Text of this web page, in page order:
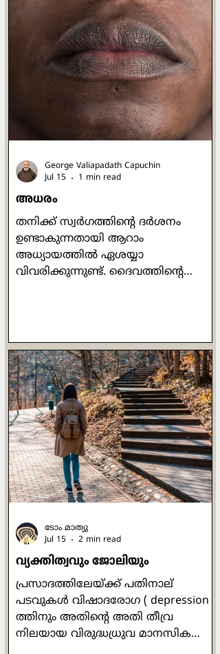
ചേര്‍ന്നിരിക്കണമെന്ന് ഞാന്‍
ആഗ്രഹിച്ചു. ഇത് അവര്‍ എന്‍റെ
ജനവും കീര്‍ത്തിയും അഭിമാനവും
മഹത്വവുമായി
നിലകൊള്ളേണ്ടതിനായിരുന്നു.' (ജറമി
ചെറിയ കപ്പേളയില്‍
പ്രാര്‍ത്ഥനാപൂര്‍വം നിലകൊണ്ട
അസ്സീസിയിലെ ഫ്രാന്‍സിസിനോട് ആ
ക്രൂശിതരൂപം ഇപ്ര
അധരം
തനിക്ക് സ്വർഗത്തിന്റെ ദർശനം
ഉണ്ടാകുന്നതായി ആറാം
അധ്യായത്തിൽ ഏശയ്യാ
വിവരിക്കുന്നുണ്ട്. ദൈവത്തിൻ്റെ
മധ്യേ വസിക്കുന്നവനും ആകുന്നു"
എന്ന് പ്രവാചകൻ വിലപിക്കുന്നു.
"ഞാൻ അശുദ്ധമായ അധരങ്ങൾ
ഉള്ളവനും അശുദ്ധമായ
അധരങ്ങളുള്ളവരുടെ മധ്യേ
വസിക്കുന്നവനും" എന്നതുകൊണ്ട്
എന്താണ് അർത്ഥമാക്കുന്നത് എന്ന്
ഞാൻ പലപ്പോഴും ആശ്ചര്യപ്പെട്ടിരുന്നു.
ഈയ്യിടെയാണ് അതിൻ്റെ ക്ലൂ ലഭിച്ചത്.
"ഹൃദയത്തിന്റെ
George Valiapadath Capuchin
Jul 15
1 min read
വ്യക്തിത്വവും ജോലിയും
പ്രസാദത്തിലേയ്ക്ക് പതിനാല്
പടവുകള്‍ വിഷാദരോഗ ( depression )
ത്തിനും അതിന്‍റെ അതി തീവ്ര
നിലയായ വിരുദ്ധധ്രുവ മാനസിക
ടോം മാത്യു
Jul 15
2 min read